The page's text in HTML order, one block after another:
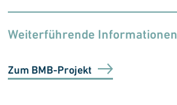
Weiterführende Informationen
Zum BMB-Projekt